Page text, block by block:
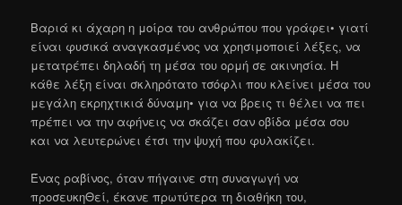
Βαριά κι άχαρη η μοίρα του ανθρώπου που γράφει• γιατί
είναι φυσικά αναγκασμένος να χρησιμοποιεί λέξες, να
μετατρέπει δηλαδή τη μέσα του ορμή σε ακινησία. Η
κάθε λέξη είναι σκληρότατο τσόφλι που κλείνει μέσα του
μεγάλη εκρηχτικιά δύναμη• για να βρεις τι θέλει να πει
πρέπει να την αφήνεις να σκάζει σαν οβίδα μέσα σου
και να λευτερώνει έτσι την ψυχή που φυλακίζει.
Ένας ραβίνος, όταν πήγαινε στη συναγωγή να
προσευκηΘεί, έκανε πρωτύτερα τη διαθήκη του,